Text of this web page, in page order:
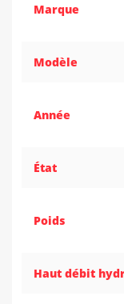
Marque
Modèle
Année
État
Poids
Haut débit